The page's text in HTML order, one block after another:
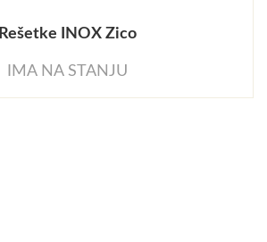
Rešetke INOX Zico
IMA NA STANJU